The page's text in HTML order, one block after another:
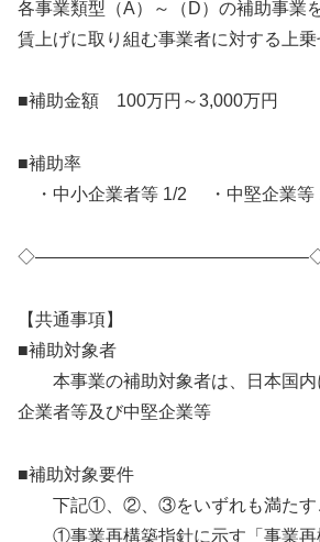
各事業類型（A）～（D）の補助事業
賃上げに取り組む事業者に対する上乗
■補助金額 100万円～3,000万円
■補助率
・中小企業者等 1/2 ・中堅企業等
【共通事項】
■補助対象者
本事業の補助対象者は、日本国内
企業者等及び中堅企業等
■補助対象要件
下記①、②、③をいずれも満たす
①事業再構築指針に示す「事業再